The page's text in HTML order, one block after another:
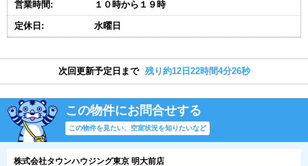
営業時間: １０時から１９時
定休日: 水曜日
次回更新予定日まで 残り約12日22時間4分26秒
この物件にお問合せする
この物件を見たい、空室状況を知りたいなど
株式会社タウンハウジング東京 明大前店